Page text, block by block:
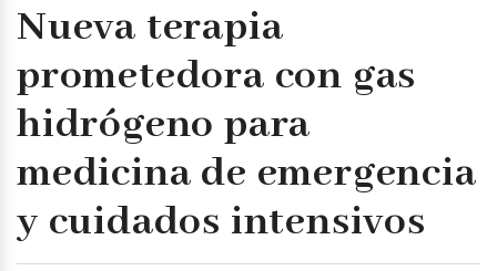
Nueva terapia
prometedora con gas
hidrógeno para
medicina de emergencia
y cuidados intensivos